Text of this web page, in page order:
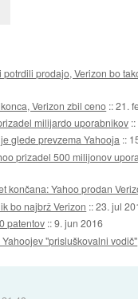
prodajo, Verizon bo
Verizon zbil ceno ::21.
milijardo uporabnikov ::
glede prevzema Yahooja ::
prizadel 500 milijonov
končana: Yahoo prodan
bo najbrž Verizon ::23. jul
patentov ::9. jun 2016
"prisluškovalni vodič"